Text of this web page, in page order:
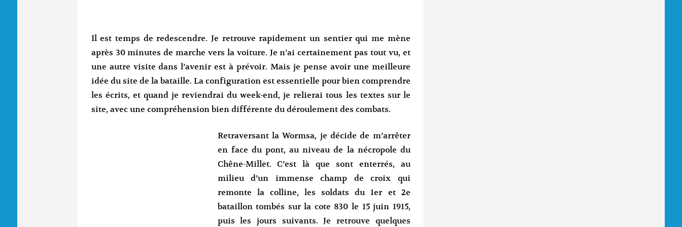
Il est temps de redescendre. Je retrouve rapidement un sentier qui me mène
après 30 minutes de marche vers la voiture. Je n’ai certainement pas tout vu, et
une autre visite dans l’avenir est à prévoir. Mais je pense avoir une meilleure
idée du site de la bataille. La configuration est essentielle pour bien comprendre
les écrits, et quand je reviendrai du week-end, je relierai tous les textes sur le
site, avec une compréhension bien différente du déroulement des combats.
Retraversant la Wormsa, je décide de m’arrêter
en face du pont, au niveau de la nécropole du
Chêne-Millet. C’est là que sont enterrés, au
milieu d’un immense champ de croix qui
remonte la colline, les soldats du 1er et 2e
bataillon tombés sur la cote 830 le 15 juin 1915,
puis les jours suivants. Je retrouve quelques